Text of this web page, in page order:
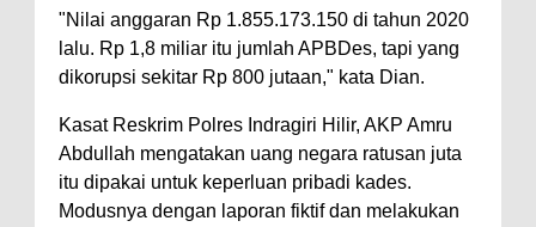
"Nilai anggaran Rp 1.855.173.150 di tahun 2020
lalu. Rp 1,8 miliar itu jumlah APBDes, tapi yang
dikorupsi sekitar Rp 800 jutaan," kata Dian.
Kasat Reskrim Polres Indragiri Hilir, AKP Amru
Abdullah mengatakan uang negara ratusan juta
itu dipakai untuk keperluan pribadi kades.
Modusnya dengan laporan fiktif dan melakukan